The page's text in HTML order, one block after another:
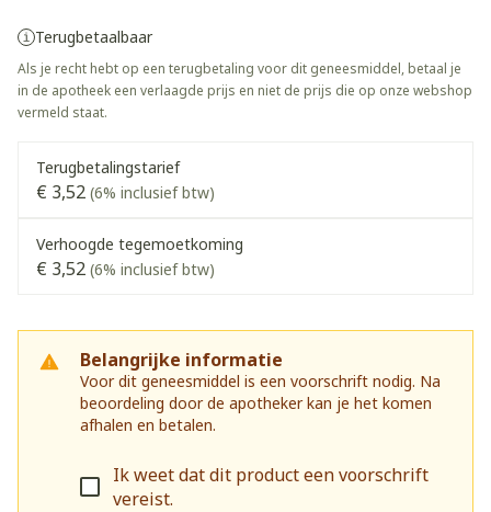
Terugbetaalbaar
Als je recht hebt op een terugbetaling voor dit geneesmiddel, betaal je
in de apotheek een verlaagde prijs en niet de prijs die op onze webshop
vermeld staat.
Terugbetalingstarief
€ 3,52 (6% inclusief btw)
Verhoogde tegemoetkoming
€ 3,52 (6% inclusief btw)
Belangrijke informatie
Voor dit geneesmiddel is een voorschrift nodig. Na
beoordeling door de apotheker kan je het komen
afhalen en betalen.
Ik weet dat dit product een voorschrift
vereist.